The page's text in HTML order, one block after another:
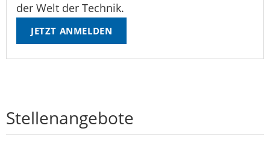
der Welt der Technik.
JETZT ANMELDEN
Stellenangebote